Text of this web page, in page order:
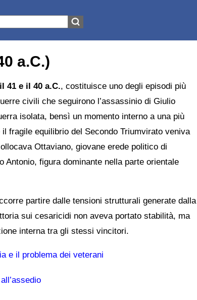
a.C.)
41 e il 40 a.C., costituisce uno degli episodi più
civili che seguirono l’assassinio di Giulio
isolata, bensì un momento interno a una più
fragile equilibrio del Secondo Triumvirato veniva
Ottaviano, giovane erede politico di
Antonio, figura dominante nella parte orientale
partire dalle tensioni strutturali generate dalla
sui cesaricidi non aveva portato stabilità, ma
interna tra gli stessi vincitori.
e il problema dei veterani